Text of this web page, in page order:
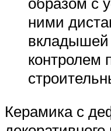
ними
контролем
Керамика с